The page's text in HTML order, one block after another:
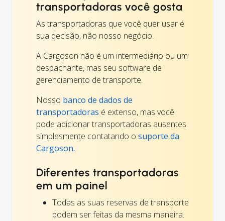
transportadoras você gosta
As transportadoras que você quer usar é
sua decisão, não nosso negócio.
A Cargoson não é um intermediário ou um
despachante, mas seu software de
gerenciamento de transporte.
Nosso banco de dados de
transportadoras é extenso, mas você
pode adicionar transportadoras ausentes
simplesmente contatando o suporte da
Cargoson.
Diferentes transportadoras
em um painel
Todas as suas reservas de transporte
podem ser feitas da mesma maneira.